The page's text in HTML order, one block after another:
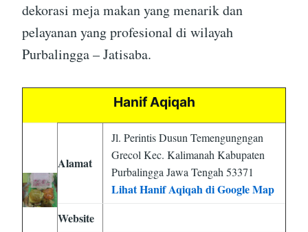
dekorasi meja makan yang menarik dan
pelayanan yang profesional di wilayah
Purbalingga – Jatisaba.
Hanif Aqiqah
Alamat
Jl. Perintis Dusun Temengungngan
Grecol Kec. Kalimanah Kabupaten
Purbalingga Jawa Tengah 53371
Lihat Hanif Aqiqah di Google Map
Website